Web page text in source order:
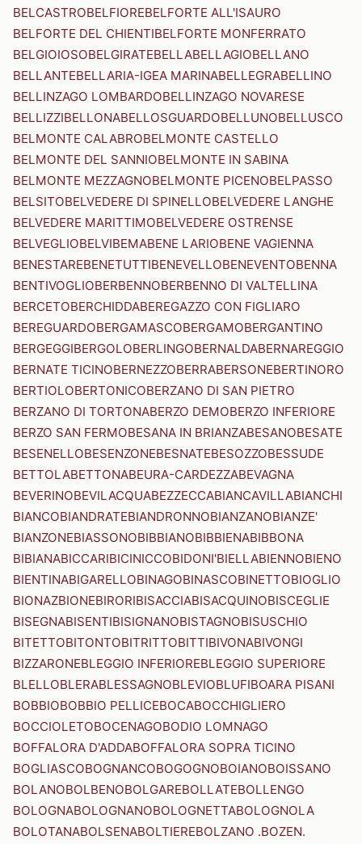
BELCASTROBELFIOREBELFORTE ALL'ISAURO
BELFORTE DEL CHIENTIBELFORTE MONFERRATO
BELGIOIOSOBELGIRATEBELLABELLAGIOBELLANO
BELLANTEBELLARIA-IGEA MARINABELLEGRABELLINO
BELLINZAGO LOMBARDOBELLINZAGO NOVARESE
BELLIZZIBELLONABELLOSGUARDOBELLUNOBELLUSCO
BELMONTE CALABROBELMONTE CASTELLO
BELMONTE DEL SANNIOBELMONTE IN SABINA
BELMONTE MEZZAGNOBELMONTE PICENOBELPASSO
BELSITOBELVEDERE DI SPINELLOBELVEDERE LANGHE
BELVEDERE MARITTIMOBELVEDERE OSTRENSE
BELVEGLIOBELVIBEMABENE LARIOBENE VAGIENNA
BENESTAREBENETUTTIBENEVELLOBENEVENTOBENNA
BENTIVOGLIOBERBENNOBERBENNO DI VALTELLINA
BERCETOBERCHIDDABEREGAZZO CON FIGLIARO
BEREGUARDOBERGAMASCOBERGAMOBERGANTINO
BERGEGGIBERGOLOBERLINGOBERNALDABERNAREGGIO
BERNATE TICINOBERNEZZOBERRABERSONEBERTINORO
BERTIOLOBERTONICOBERZANO DI SAN PIETRO
BERZANO DI TORTONABERZO DEMOBERZO INFERIORE
BERZO SAN FERMOBESANA IN BRIANZABESANOBESATE
BESENELLOBESENZONEBESNATEBESOZZOBESSUDE
BETTOLABETTONABEURA-CARDEZZABEVAGNA
BEVERINOBEVILACQUABEZZECCABIANCAVILLABIANCHI
BIANCOBIANDRATEBIANDRONNOBIANZANOBIANZE'
BIANZONEBIASSONOBIBBIANOBIBBIENABIBBONA
BIBIANABICCARIBICINICCOBIDONI'BIELLABIENNOBIENO
BIENTINABIGARELLOBINAGOBINASCOBINETTOBIOGLIO
BIONAZBIONEBIRORIBISACCIABISACQUINOBISCEGLIE
BISEGNABISENTIBISIGNANOBISTAGNOBISUSCHIO
BITETTOBITONTOBITRITTOBITTIBIVONABIVONGI
BIZZARONEBLEGGIO INFERIOREBLEGGIO SUPERIORE
BLELLOBLERABLESSAGNOBLEVIOBLUFIBOARA PISANI
BOBBIOBOBBIO PELLICEBOCABOCCHIGLIERO
BOCCIOLETOBOCENAGOBODIO LOMNAGO
BOFFALORA D'ADDABOFFALORA SOPRA TICINO
BOGLIASCOBOGNANCOBOGOGNOBOIANOBOISSANO
BOLANOBOLBENOBOLGAREBOLLATEBOLLENGO
BOLOGNABOLOGNANOBOLOGNETTABOLOGNOLA
BOLOTANABOLSENABOLTIEREBOLZANO .BOZEN.